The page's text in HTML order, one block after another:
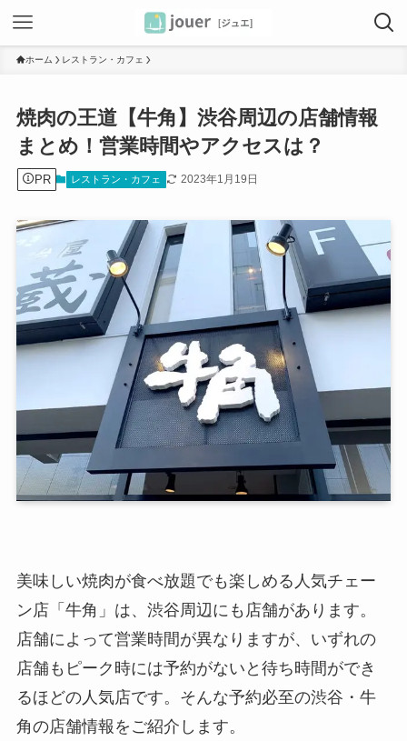
ホーム レストラン・カフェ
焼肉の王道【牛角】渋谷周辺の店舗情報
まとめ！営業時間やアクセスは？
PR レストラン・カフェ 2023年1月19日
美味しい焼肉が食べ放題でも楽しめる人気チェー
ン店「牛角」は、渋谷周辺にも店舗があります。
店舗によって営業時間が異なりますが、いずれの
店舗もピーク時には予約がないと待ち時間ができ
るほどの人気店です。そんな予約必至の渋谷・牛
角の店舗情報をご紹介します。